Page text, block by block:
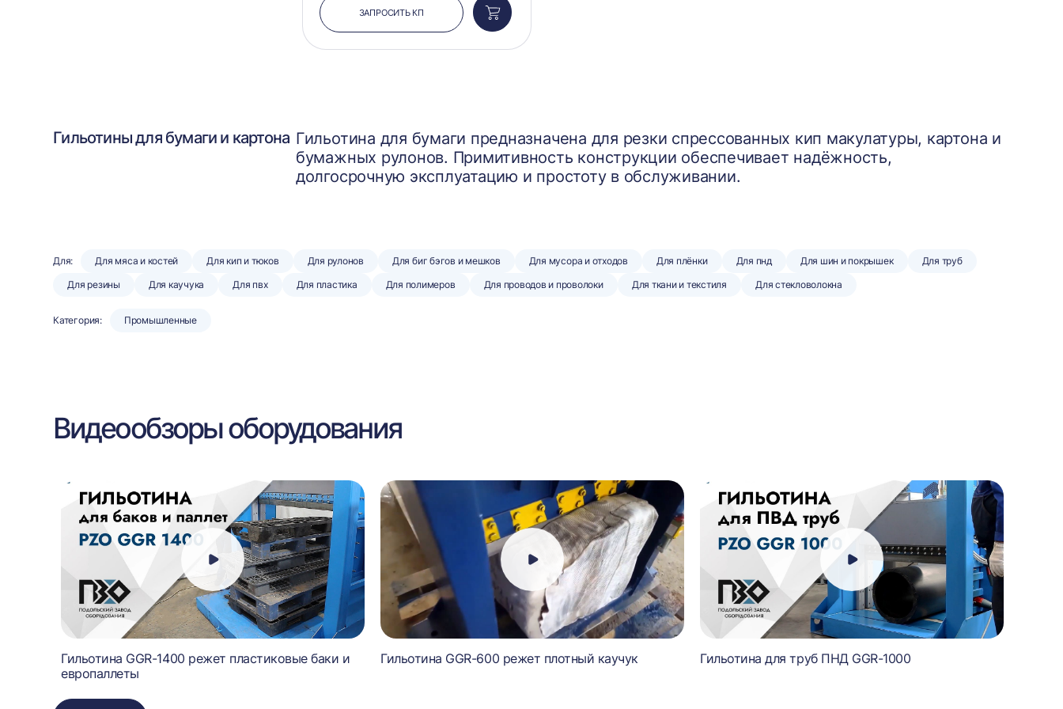
ЗАПРОСИТЬ КП
Добавить
в
корзину
Гильотины для бумаги и картона Гильотина для бумаги предназначена для резки спрессованных кип макулатуры, картона и
бумажных рулонов. Примитивность конструкции обеспечивает надёжность,
долгосрочную эксплуатацию и простоту в обслуживании.
Для: Для мяса и костей Для кип и тюков Для рулонов Для биг бэгов и мешков Для мусора и отходов Для плёнки Для пнд Для шин и покрышек
Для труб
Для резины
Для каучука Для пвх Для пластика Для полимеров Для проводов и проволоки Для ткани и текстиля Для стекловолокна
Категория: Промышленные
Видеообзоры оборудования
Гильотина GGR-1400 режет пластиковые баки и
европаллеты
Гильотина GGR-600 режет плотный каучук Гильотина для труб ПНД GGR-1000